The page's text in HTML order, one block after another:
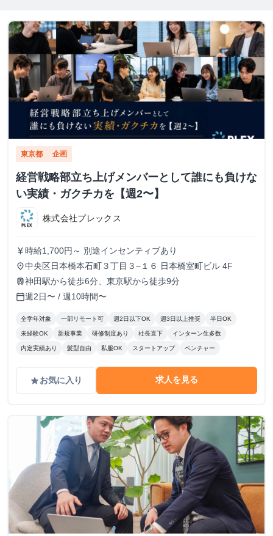
東京都 企画
経営戦略部立ち上げメンバーとして誰にも負けな
い実績・ガクチカを【週2〜】
株式会社プレックス
currency_yen 時給1,700円～ 別途インセンティブあり
place中央区日本橋本石町３丁目３−１６ 日本橋室町ビル 4F
train神田駅から徒歩6分、東京駅から徒歩9分
calendar_today週2日〜 / 週10時間〜
全学年対象 一部リモート可 週2日以下OK 週3日以上推奨 半日OK
未経験OK 新規事業 研修制度あり 社長直下 インターン生多数
内定実績あり 髪型自由 私服OK スタートアップ ベンチャー
gradeお気に入り 求人を見る